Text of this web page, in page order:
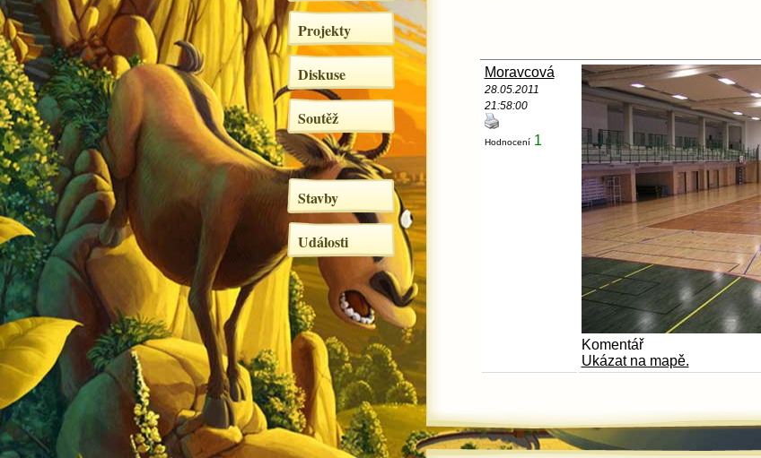
Projekty
Diskuse
Soutěž
Stavby
Události
Moravcová
28.05.2011
21:58:00
Hodnocení 1
Komentář
Ukázat na mapě.